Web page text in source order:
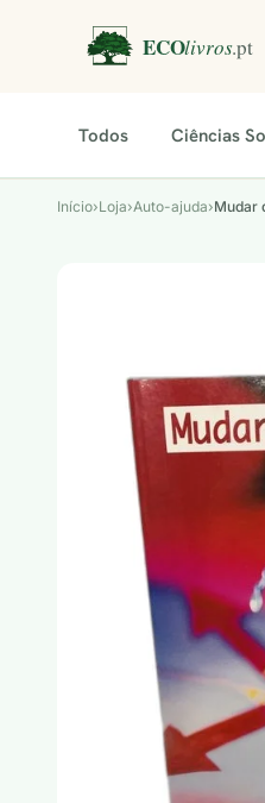
Todos Ciências
Início›Loja›Auto-ajuda›Mudar